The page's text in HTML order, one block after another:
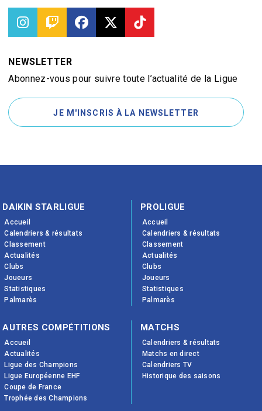
NEWSLETTER
Abonnez-vous pour suivre toute l’actualité de la Ligue
JE M'INSCRIS À LA NEWSLETTER
DAIKIN STARLIGUE
Accueil
Calendriers & résultats
Classement
Actualités
Clubs
Joueurs
Statistiques
Palmarès
PROLIGUE
Accueil
Calendriers & résultats
Classement
Actualités
Clubs
Joueurs
Statistiques
Palmarès
AUTRES COMPÉTITIONS
Accueil
Actualités
Ligue des Champions
Ligue Européenne EHF
Coupe de France
Trophée des Champions
MATCHS
Calendriers & résultats
Matchs en direct
Calendriers TV
Historique des saisons